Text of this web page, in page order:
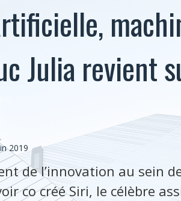
Julia revient
2019
de l’innovation au sein
co créé Siri, le célèbre